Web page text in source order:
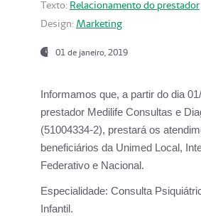
Texto: Relacionamento do prestador
Design: Marketing
01 de janeiro, 2019
Informamos que, a partir do dia
prestador Medilife Consultas e
(51004334-2), prestará os
beneficiários da Unimed Local,
Federativo e Nacional.
Especialidade: Consulta
Infantil.